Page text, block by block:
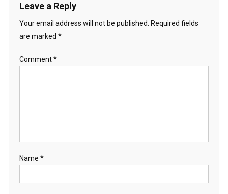
Leave a Reply
Your email address will not be published.
Required fields
are marked *
Comment*
Name *